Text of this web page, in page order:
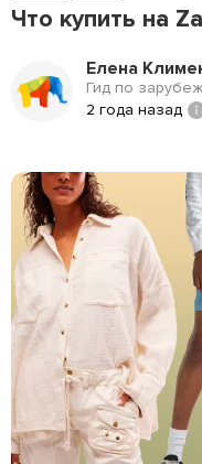
Что купить на
Елена
Гид по
2 года назад